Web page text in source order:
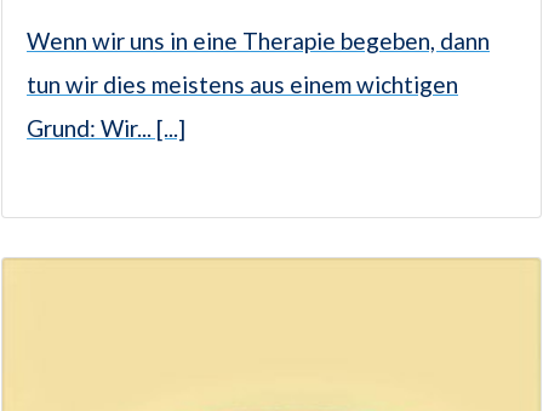
Wenn wir uns in eine Therapie begeben, dann
tun wir dies meistens aus einem wichtigen
Grund: Wir... [...]